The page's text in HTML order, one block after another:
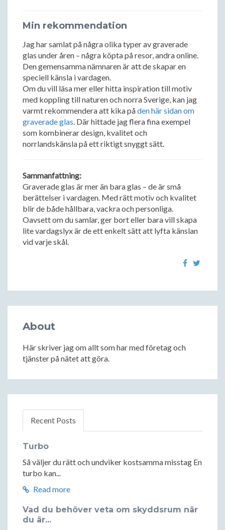
Min rekommendation
Jag har samlat på några olika typer av graverade
glas under åren – några köpta på resor, andra online.
Den gemensamma nämnaren är att de skapar en
speciell känsla i vardagen.
Om du vill läsa mer eller hitta inspiration till motiv
med koppling till naturen och norra Sverige, kan jag
varmt rekommendera att kika påden här sidan om
graverade glas. Där hittade jag flera fina exempel
som kombinerar design, kvalitet och
norrlandskänsla på ett riktigt snyggt sätt.
Sammanfattning:
Graverade glas är mer än bara glas – de är små
berättelser i vardagen. Med rätt motiv och kvalitet
blir de både hållbara, vackra och personliga.
Oavsett om du samlar, ger bort eller bara vill skapa
lite vardagslyx är de ett enkelt sätt att lyfta känslan
vid varje skål.
About
Här skriver jag om allt som har med företag och
tjänster på nätet att göra.
Recent Posts
Turbo
Så väljer du rätt och undviker kostsamma misstag En
turbo kan...
Read more
Vad du behöver veta om skyddsrum när
du är...